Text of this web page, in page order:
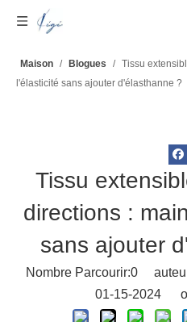
Maison / Blogues / Tissu
l'élasticité sans ajouter d'élasthanne ?
Tissu
directions :
sans ajouter
Nombre Parcourir:0
01-15-2024